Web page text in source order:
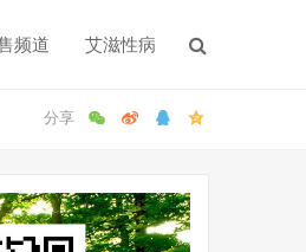
频道 艾滋性病